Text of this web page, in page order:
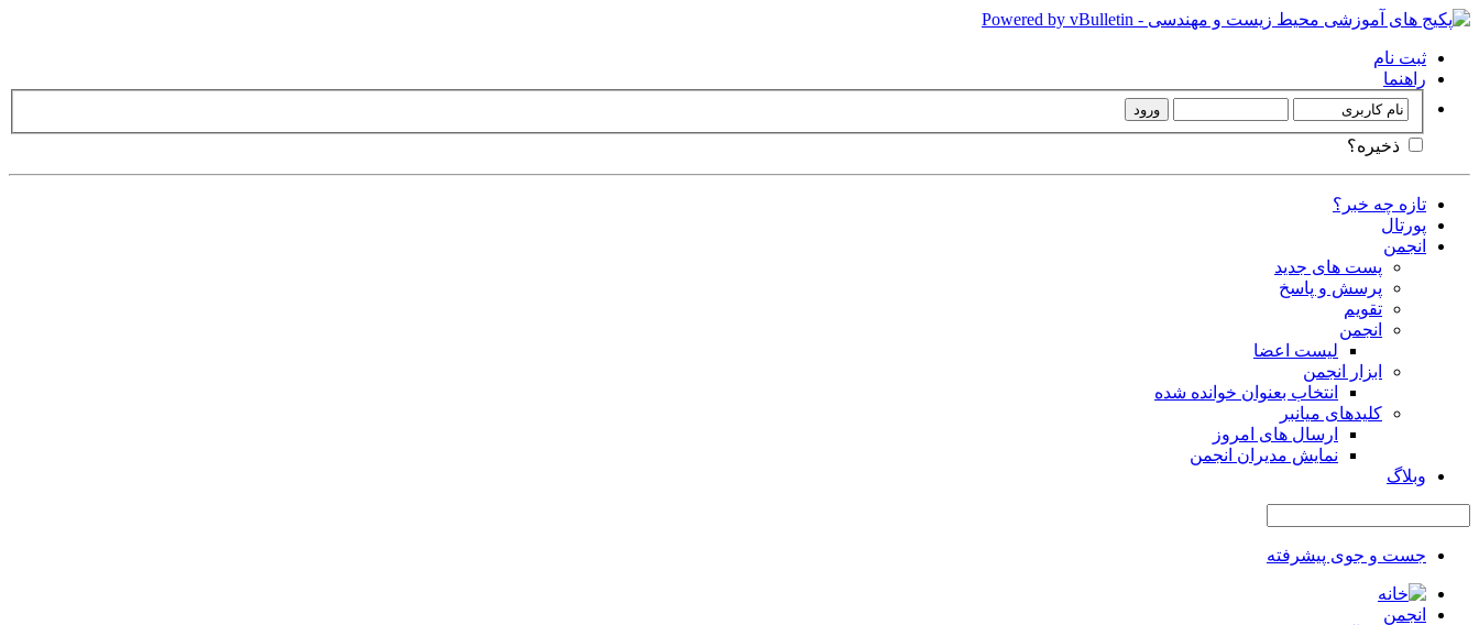
ثبت نام
راهنما
ذخیره؟
تازه چه خبر؟
پورتال
انجمن
پست های جدید
پرسش و پاسخ
تقویم
انجمن
لیست اعضا
ابزار انجمن
انتخاب بعنوان خوانده شده
کلیدهای میانبر
ارسال های امروز
نمایش مدیران انجمن
وبلاگ
جست و جوی پیشرفته
انجمن